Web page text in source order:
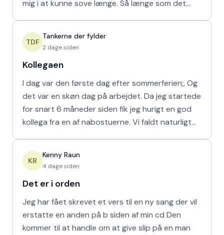
mig i at kunne sove længe. Så længe som det
TDF
Tankerne der fylder
2 dage siden
Kollegaen
I dag var den første dag efter sommerferien;, Og
det var en skøn dag på arbejdet. Da jeg startede
for snart 6 måneder siden fik jeg hurigt en god
kollega fra en af nabostuerne. Vi faldt naturligt
KR
Kenny Raun
4 dage siden
Det er i orden
Jeg har fået skrevet et vers til en ny sang der vil
erstatte en anden på b siden af min cd Den
kommer til at handle om at give slip på en man